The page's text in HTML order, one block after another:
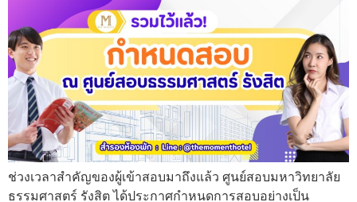
ช่วงเวลาสำคัญของผู้เข้าสอบมาถึงแล้ว ศูนย์สอบมหาวิทยาลัย
ธรรมศาสตร์ รังสิต ได้ประกาศกำหนดการสอบอย่างเป็น